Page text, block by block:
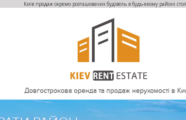
Київ продаж окремо розташованих будівель в будь-якому районі
Довгострокова оренда та продаж нерухомості в